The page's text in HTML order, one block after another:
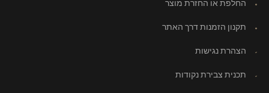
החלפת או החזרת מוצר
תקנון הזמנות דרך האתר
הצהרת נגישות
תכנית צבירת נקודות